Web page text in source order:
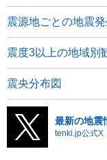
震源地ごとの地震
震度3以上の地域別
震央分布図
最新の地震
tenki.jp公式X